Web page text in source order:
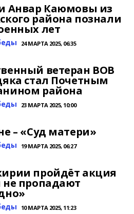
Анвар Каюмовы из
района познали
лет
24 МАРТА 2025, 06:35
ветеран ВОВ
стал Почетным
района
23 МАРТА 2025, 10:00
– «Суд матери»
19 МАРТА 2025, 06:27
пройдёт акция
не пропадают
10 МАРТА 2025, 11:23